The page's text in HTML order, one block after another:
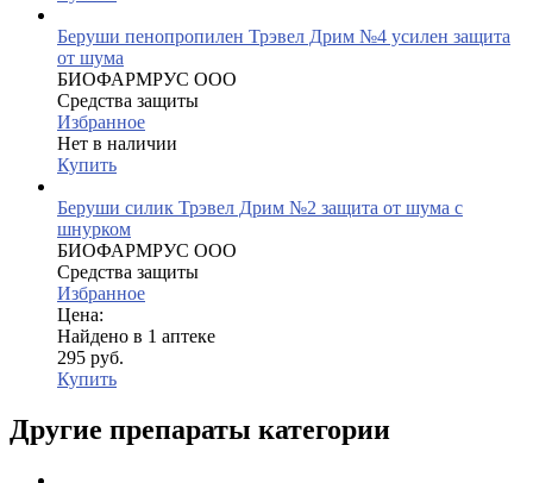
Беруши пенопропилен Трэвел Дрим №4 усилен защита
от шума
БИОФАРМРУС ООО
Средства защиты
Избранное
Нет в наличии
Купить
Беруши силик Трэвел Дрим №2 защита от шума с
шнурком
БИОФАРМРУС ООО
Средства защиты
Избранное
Цена:
Найдено в 1 аптеке
295 руб.
Купить
Другие препараты категории